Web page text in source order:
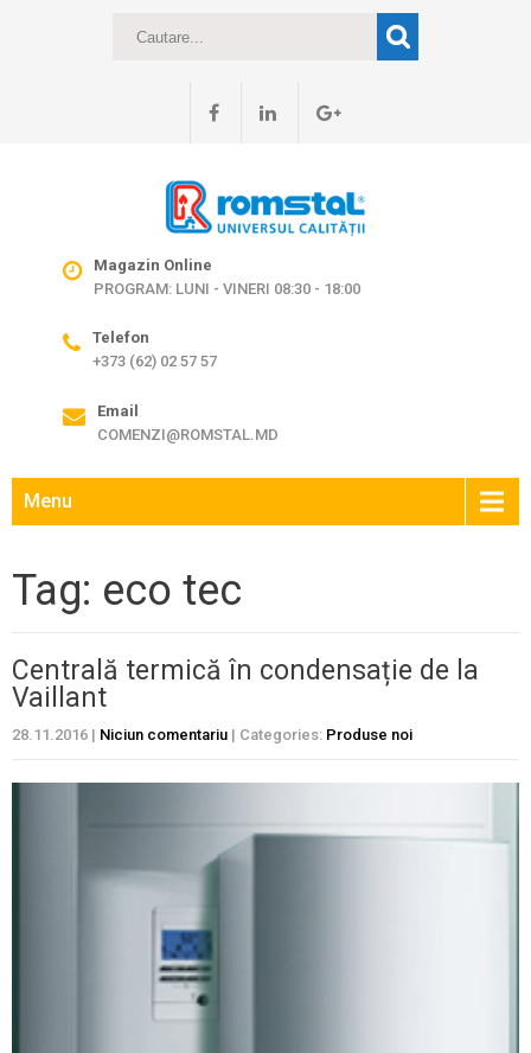
Magazin Online
PROGRAM: LUNI - VINERI 08:30 - 18:00
Telefon
+373 (62) 02 57 57
Email
COMENZI@ROMSTAL.MD
Menu
Tag: eco tec
Centrală termică în condensație de la
Vaillant
28.11.2016 | Niciun comentariu | Categories: Produse noi